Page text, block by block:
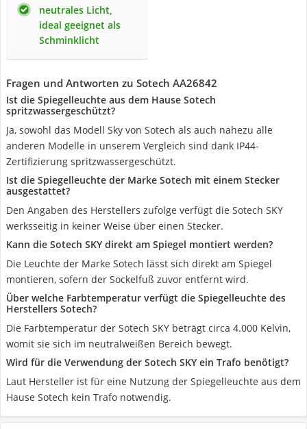
neutrales Licht,
ideal geeignet als
Schminklicht
Fragen und Antworten zu Sotech AA26842
Ist die Spiegelleuchte aus dem Hause Sotech
spritzwassergeschützt?
Ja, sowohl das Modell Sky von Sotech als auch nahezu alle
anderen Modelle in unserem Vergleich sind dank IP44-
Zertifizierung spritzwassergeschützt.
Ist die Spiegelleuchte der Marke Sotech mit einem Stecker
ausgestattet?
Den Angaben des Herstellers zufolge verfügt die Sotech SKY
werksseitig in keiner Weise über einen Stecker.
Kann die Sotech SKY direkt am Spiegel montiert werden?
Die Leuchte der Marke Sotech lässt sich direkt am Spiegel
montieren, sofern der Sockelfuß zuvor entfernt wird.
Über welche Farbtemperatur verfügt die Spiegelleuchte des
Herstellers Sotech?
Die Farbtemperatur der Sotech SKY beträgt circa 4.000 Kelvin,
womit sie sich im neutralweißen Bereich bewegt.
Wird für die Verwendung der Sotech SKY ein Trafo benötigt?
Laut Hersteller ist für eine Nutzung der Spiegelleuchte aus dem
Hause Sotech kein Trafo notwendig.